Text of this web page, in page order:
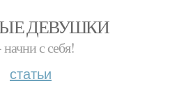
ДЕВУШКИ
с себя!
статьи